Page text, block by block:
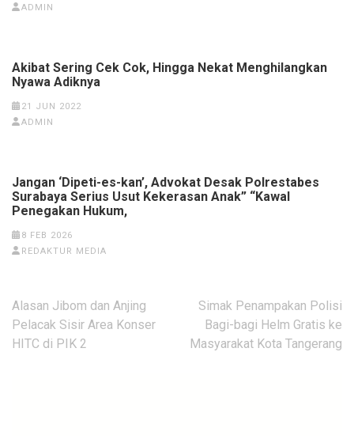
ADMIN
Akibat Sering Cek Cok, Hingga Nekat Menghilangkan
Nyawa Adiknya
21 JUN 2022
ADMIN
Jangan ‘Dipeti-es-kan’, Advokat Desak Polrestabes
Surabaya Serius Usut Kekerasan Anak” “Kawal
Penegakan Hukum,
8 FEB 2026
REDAKTUR MEDIA
Navigasi
pos
Alasan Jibom dan Anjing
Pelacak Sisir Area Konser
HITC di PIK 2
Simak Penampakan Polisi
Bagi-bagi Helm Gratis ke
Masyarakat Kota Tangerang